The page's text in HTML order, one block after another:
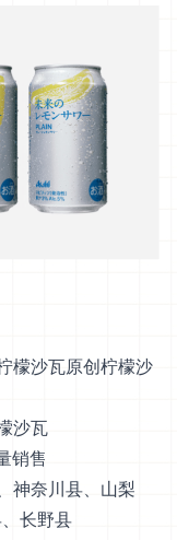
檬沙瓦原创柠檬沙
沙瓦
销售
神奈川县、山梨
长野县